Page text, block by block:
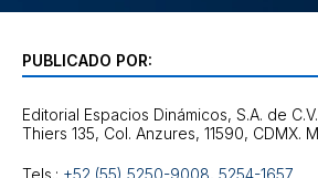
PUBLICADO POR:
Editorial Espacios Dinámicos, S.A. de C.V.
Tels.: +52 (55) 5250-9008, 5254-1657